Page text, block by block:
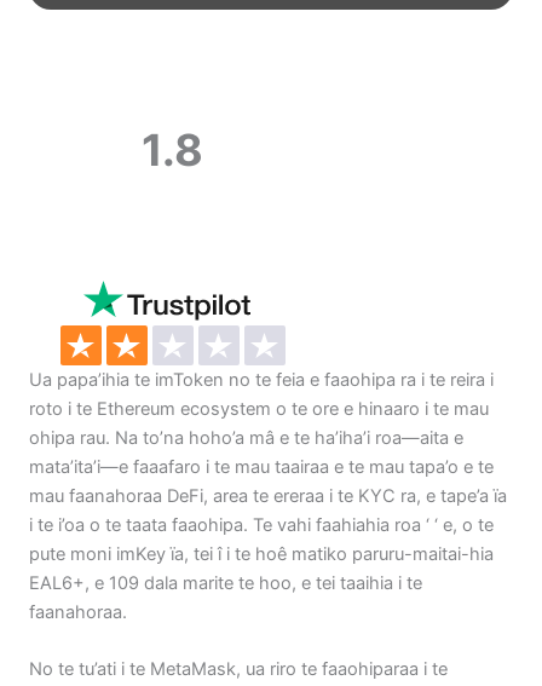
1.8
Ua papa’ihia te imToken no te feia e faaohipa ra i te reira i
roto i te Ethereum ecosystem o te ore e hinaaro i te mau
ohipa rau. Na to’na hoho’a mâ e te ha’iha’i roa—aita e
mata’ita’i—e faaafaro i te mau taairaa e te mau tapa’o e te
mau faanahoraa DeFi, area te ereraa i te KYC ra, e tape’a ïa
i te i’oa o te taata faaohipa. Te vahi faahiahia roa ‘ ‘ e, o te
pute moni imKey ïa, tei î i te hoê matiko paruru-maitai-hia
EAL6+, e 109 dala marite te hoo, e tei taaihia i te
faanahoraa.
No te tu’ati i te MetaMask, ua riro te faaohiparaa i te